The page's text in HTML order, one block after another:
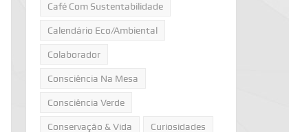
Café Com Sustentabilidade
Calendário Eco/Ambiental
Colaborador
Consciência Na Mesa
Consciência Verde
Conservação & Vida Curiosidades